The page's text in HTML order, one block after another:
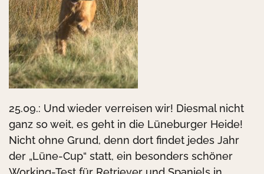
25.09.: Und wieder verreisen wir! Diesmal nicht
ganz so weit, es geht in die Lüneburger Heide!
Nicht ohne Grund, denn dort findet jedes Jahr
der „Lüne-Cup“ statt, ein besonders schöner